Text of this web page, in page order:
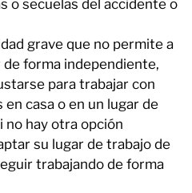
o secuelas del accidente o
grave que no permite a
forma independiente,
para trabajar con
casa o en un lugar de
no hay otra opción
su lugar de trabajo de
trabajando de forma